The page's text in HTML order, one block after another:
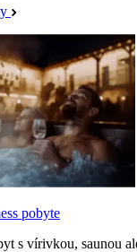
pobyte
s vírivkou, saunou